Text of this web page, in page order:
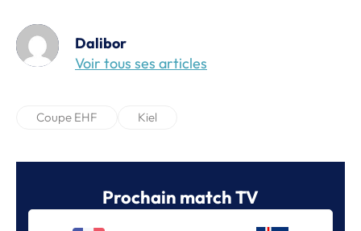
Dalibor
Voir tous ses articles
Coupe EHF Kiel
Prochain match TV